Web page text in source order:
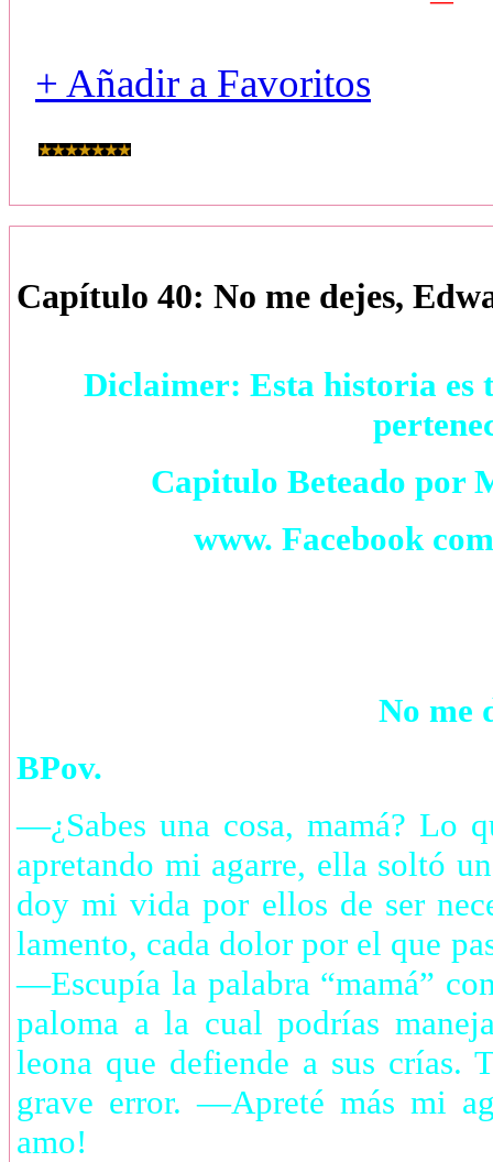
+ Añadir a Favoritos
Capítulo 40: No me dejes,
Diclaimer: Esta historia es
Capitulo Beteado por
www. Facebook
No me
BPov.
—¿Sabes una cosa, mamá?
apretando mi agarre, ella soltó
doy mi vida por ellos de ser
lamento, cada dolor por el que
—Escupía la palabra “mamá”
paloma a la cual podrías
leona que defiende a sus
grave error. —Apreté más mi
amo!